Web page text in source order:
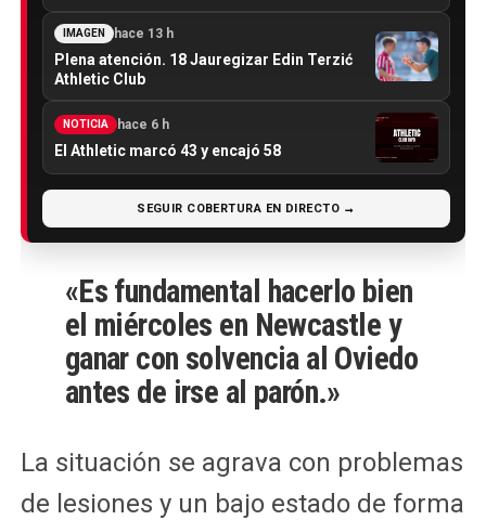
IMAGEN hace 13 h
Plena atención. 18 Jauregizar Edin Terzić
Athletic Club
NOTICIA hace 6 h
El Athletic marcó 43 y encajó 58
SEGUIR COBERTURA EN DIRECTO →
«Es fundamental hacerlo bien
el miércoles en Newcastle y
ganar con solvencia al Oviedo
antes de irse al parón.»
La situación se agrava con problemas
de lesiones y un bajo estado de forma